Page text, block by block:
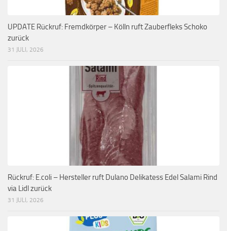
UPDATE Rückruf: Fremdkörper – Kölln ruft Zauberfleks Schoko
zurück
31 JULI, 2026
Rückruf: E.coli – Hersteller ruft Dulano Delikatess Edel Salami Rind
via Lidl zurück
31 JULI, 2026